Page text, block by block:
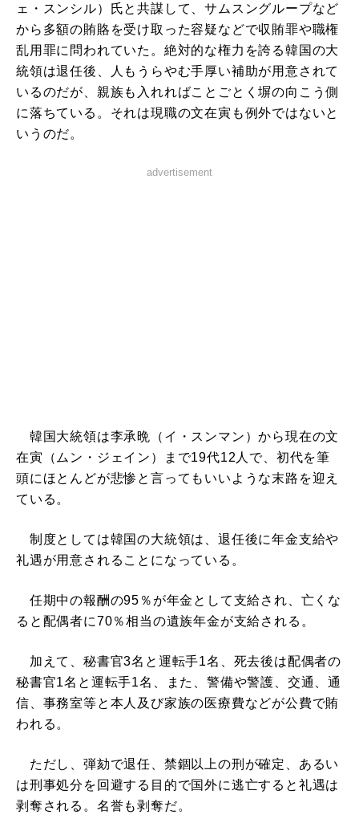
ェ・スンシル）氏と共謀して、サムスングループなど
から多額の賄賂を受け取った容疑などで収賄罪や職権
乱用罪に問われていた。絶対的な権力を誇る韓国の大
統領は退任後、人もうらやむ手厚い補助が用意されて
いるのだが、親族も入れればことごとく塀の向こう側
に落ちている。それは現職の文在寅も例外ではないと
いうのだ。
advertisement
韓国大統領は李承晩（イ・スンマン）から現在の文
在寅（ムン・ジェイン）まで19代12人で、初代を筆
頭にほとんどが悲惨と言ってもいいような末路を迎え
ている。
制度としては韓国の大統領は、退任後に年金支給や
礼遇が用意されることになっている。
任期中の報酬の95％が年金として支給され、亡くな
ると配偶者に70％相当の遺族年金が支給される。
加えて、秘書官3名と運転手1名、死去後は配偶者の
秘書官1名と運転手1名、また、警備や警護、交通、通
信、事務室等と本人及び家族の医療費などが公費で賄
われる。
ただし、弾劾で退任、禁錮以上の刑が確定、あるい
は刑事処分を回避する目的で国外に逃亡すると礼遇は
剥奪される。名誉も剥奪だ。